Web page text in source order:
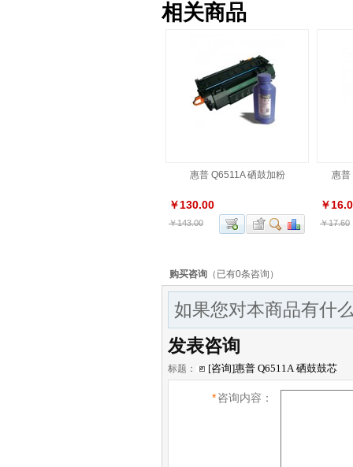
相关商品
惠普 Q6511A 硒鼓加粉
￥130.00
￥143.00
惠普
￥
￥17.60
购买咨询 （已有0条咨询）
如果您对本商品有什
发表咨询
标题：
*咨询内容：